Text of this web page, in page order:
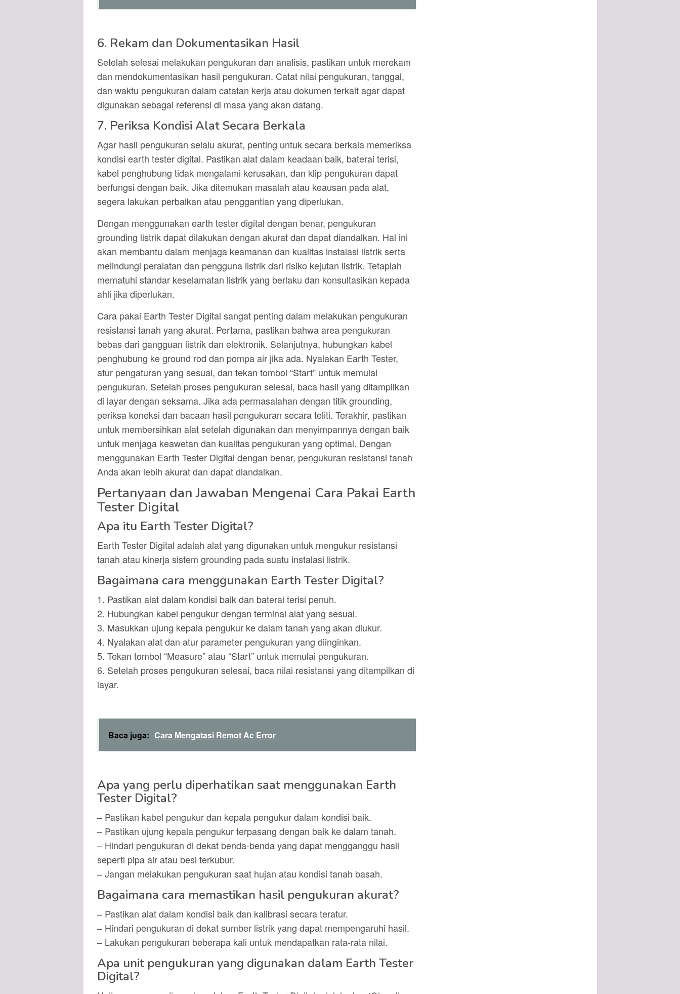
6. Rekam dan Dokumentasikan Hasil
Setelah selesai melakukan pengukuran dan analisis, pastikan untuk merekam
dan mendokumentasikan hasil pengukuran. Catat nilai pengukuran, tanggal,
dan waktu pengukuran dalam catatan kerja atau dokumen terkait agar dapat
digunakan sebagai referensi di masa yang akan datang.
7. Periksa Kondisi Alat Secara Berkala
Agar hasil pengukuran selalu akurat, penting untuk secara berkala memeriksa
kondisi earth tester digital. Pastikan alat dalam keadaan baik, baterai terisi,
kabel penghubung tidak mengalami kerusakan, dan klip pengukuran dapat
berfungsi dengan baik. Jika ditemukan masalah atau keausan pada alat,
segera lakukan perbaikan atau penggantian yang diperlukan.
Dengan menggunakan earth tester digital dengan benar, pengukuran
grounding listrik dapat dilakukan dengan akurat dan dapat diandalkan. Hal ini
akan membantu dalam menjaga keamanan dan kualitas instalasi listrik serta
melindungi peralatan dan pengguna listrik dari risiko kejutan listrik. Tetaplah
mematuhi standar keselamatan listrik yang berlaku dan konsultasikan kepada
ahli jika diperlukan.
Cara pakai Earth Tester Digital sangat penting dalam melakukan pengukuran
resistansi tanah yang akurat. Pertama, pastikan bahwa area pengukuran
bebas dari gangguan listrik dan elektronik. Selanjutnya, hubungkan kabel
penghubung ke ground rod dan pompa air jika ada. Nyalakan Earth Tester,
atur pengaturan yang sesuai, dan tekan tombol “Start” untuk memulai
pengukuran. Setelah proses pengukuran selesai, baca hasil yang ditampilkan
di layar dengan seksama. Jika ada permasalahan dengan titik grounding,
periksa koneksi dan bacaan hasil pengukuran secara teliti. Terakhir, pastikan
untuk membersihkan alat setelah digunakan dan menyimpannya dengan baik
untuk menjaga keawetan dan kualitas pengukuran yang optimal. Dengan
menggunakan Earth Tester Digital dengan benar, pengukuran resistansi tanah
Anda akan lebih akurat dan dapat diandalkan.
Pertanyaan dan Jawaban Mengenai Cara Pakai Earth
Tester Digital
Apa itu Earth Tester Digital?
Earth Tester Digital adalah alat yang digunakan untuk mengukur resistansi
tanah atau kinerja sistem grounding pada suatu instalasi listrik.
Bagaimana cara menggunakan Earth Tester Digital?
1. Pastikan alat dalam kondisi baik dan baterai terisi penuh.
2. Hubungkan kabel pengukur dengan terminal alat yang sesuai.
3. Masukkan ujung kepala pengukur ke dalam tanah yang akan diukur.
4. Nyalakan alat dan atur parameter pengukuran yang diinginkan.
5. Tekan tombol “Measure” atau “Start” untuk memulai pengukuran.
6. Setelah proses pengukuran selesai, baca nilai resistansi yang ditampilkan di
layar.
Baca juga: Cara Mengatasi Remot Ac Error
Apa yang perlu diperhatikan saat menggunakan Earth
Tester Digital?
– Pastikan kabel pengukur dan kepala pengukur dalam kondisi baik.
– Pastikan ujung kepala pengukur terpasang dengan baik ke dalam tanah.
– Hindari pengukuran di dekat benda-benda yang dapat mengganggu hasil
seperti pipa air atau besi terkubur.
– Jangan melakukan pengukuran saat hujan atau kondisi tanah basah.
Bagaimana cara memastikan hasil pengukuran akurat?
– Pastikan alat dalam kondisi baik dan kalibrasi secara teratur.
– Hindari pengukuran di dekat sumber listrik yang dapat mempengaruhi hasil.
– Lakukan pengukuran beberapa kali untuk mendapatkan rata-rata nilai.
Apa unit pengukuran yang digunakan dalam Earth Tester
Digital?